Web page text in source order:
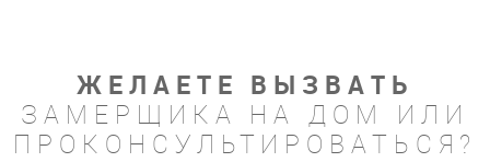
ЖЕЛАЕТЕ ВЫЗВАТЬ
ЗАМЕРЩИКА НА ДОМ ИЛИ
ПРОКОНСУЛЬТИРОВАТЬСЯ?